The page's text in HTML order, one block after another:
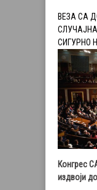
ВЕЗА СА
СИГУРНО
Конгрес
издвоји